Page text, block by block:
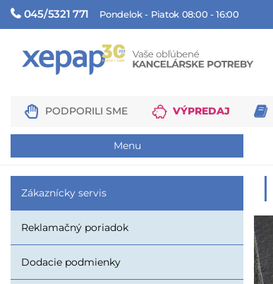
045/5321 771 Pondelok - Piatok 08:00 - 16:00
PODPORILI SME VÝPREDAJ
Menu
Zákaznícky servis
Reklamačný poriadok
Dodacie podmienky